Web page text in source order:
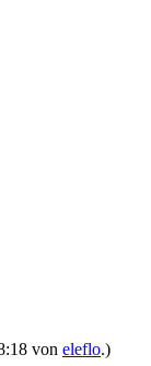
von eleflo.)